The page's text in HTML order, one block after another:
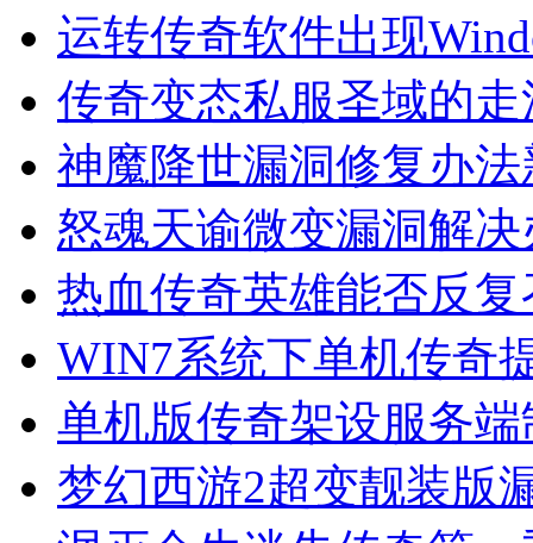
运转传奇软件出现
传奇变态私服圣域的
神魔降世漏洞修复办
怒魂天谕微变漏洞解
热血传奇英雄能否反
WIN7系统下单机传奇
单机版传奇架设服务
梦幻西游2超变靓装版